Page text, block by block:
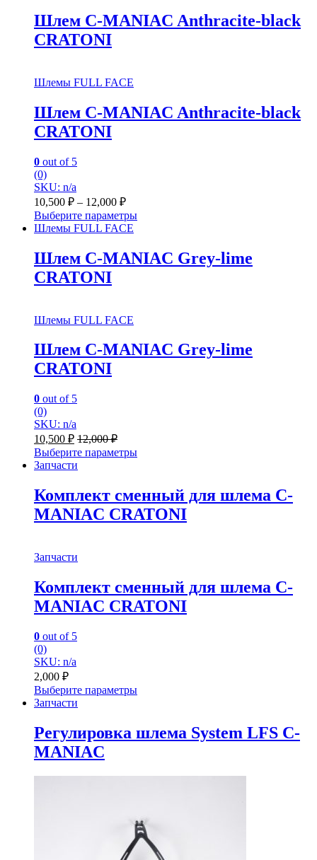
Шлем C-MANIAC Anthracite-black
CRATONI
Шлемы FULL FACE
Шлем C-MANIAC Anthracite-black
CRATONI
0 out of 5
(0)
SKU: n/a
10,500 ₽ – 12,000 ₽
Выберите параметры
Шлемы FULL FACE
Шлем C-MANIAC Grey-lime
CRATONI
Шлемы FULL FACE
Шлем C-MANIAC Grey-lime
CRATONI
0 out of 5
(0)
SKU: n/a
10,500 ₽ 12,000₽
Выберите параметры
Запчасти
Комплект сменный для шлема C-
MANIAC CRATONI
Запчасти
Комплект сменный для шлема C-
MANIAC CRATONI
0 out of 5
(0)
SKU: n/a
2,000 ₽
Выберите параметры
Запчасти
Регулировка шлема System LFS С-
MANIAC